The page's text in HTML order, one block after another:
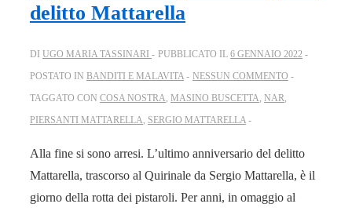
delitto Mattarella
DI UGO MARIA TASSINARI PUBBLICATO IL 6 GENNAIO 2022
POSTATO IN BANDITI E MALAVITA
NESSUN COMMENTO
TAGGATO CON COSA NOSTRA, MASINO BUSCETTA, NAR,
PIERSANTI MATTARELLA, SERGIO MATTARELLA
Alla fine si sono arresi. L’ultimo anniversario del delitto
Mattarella, trascorso al Quirinale da Sergio Mattarella, è il
giorno della rotta dei pistaroli. Per anni, in omaggio al